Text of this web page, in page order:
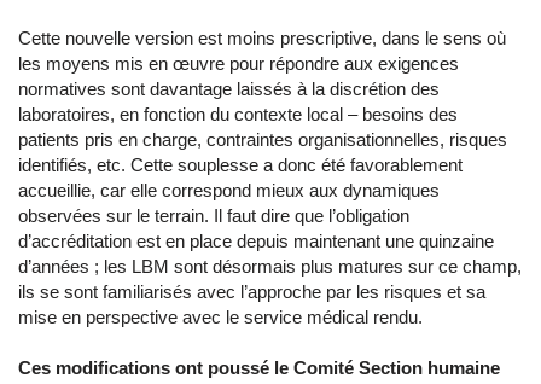
Cette nouvelle version est moins prescriptive, dans le sens où
les moyens mis en œuvre pour répondre aux exigences
normatives sont davantage laissés à la discrétion des
laboratoires, en fonction du contexte local – besoins des
patients pris en charge, contraintes organisationnelles, risques
identifiés, etc. Cette souplesse a donc été favorablement
accueillie, car elle correspond mieux aux dynamiques
observées sur le terrain. Il faut dire que l’obligation
d’accréditation est en place depuis maintenant une quinzaine
d’années ; les LBM sont désormais plus matures sur ce champ,
ils se sont familiarisés avec l’approche par les risques et sa
mise en perspective avec le service médical rendu.
Ces modifications ont poussé le Comité Section humaine